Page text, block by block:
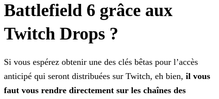
Battlefield 6 grâce aux
Twitch Drops ?
Si vous espérez obtenir une des clés bêtas pour l’accès
anticipé qui seront distribuées sur Twitch, eh bien, il vous
faut vous rendre directement sur les chaînes des